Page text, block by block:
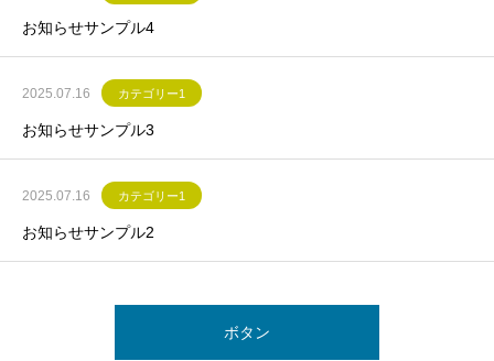
お知らせサンプル4
2025.07.16 カテゴリー1
お知らせサンプル3
2025.07.16 カテゴリー1
お知らせサンプル2
ボタン